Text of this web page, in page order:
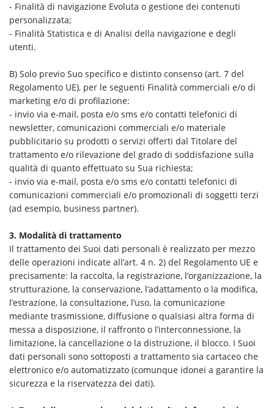
- Finalità di navigazione Evoluta o gestione dei contenuti
personalizzata;
- Finalità Statistica e di Analisi della navigazione e degli
utenti.
B) Solo previo Suo specifico e distinto consenso (art. 7 del
Regolamento UE), per le seguenti Finalità commerciali e/o di
marketing e/o di profilazione:
- invio via e-mail, posta e/o sms e/o contatti telefonici di
newsletter, comunicazioni commerciali e/o materiale
pubblicitario su prodotti o servizi offerti dal Titolare del
trattamento e/o rilevazione del grado di soddisfazione sulla
qualità di quanto effettuato su Sua richiesta;
- invio via e-mail, posta e/o sms e/o contatti telefonici di
comunicazioni commerciali e/o promozionali di soggetti terzi
(ad esempio, business partner).
3. Modalità di trattamento
Il trattamento dei Suoi dati personali è realizzato per mezzo
delle operazioni indicate all’art. 4 n. 2) del Regolamento UE e
precisamente: la raccolta, la registrazione, l’organizzazione, la
strutturazione, la conservazione, l’adattamento o la modifica,
l’estrazione, la consultazione, l’uso, la comunicazione
mediante trasmissione, diffusione o qualsiasi altra forma di
messa a disposizione, il raffronto o l’interconnessione, la
limitazione, la cancellazione o la distruzione, il blocco. I Suoi
dati personali sono sottoposti a trattamento sia cartaceo che
elettronico e/o automatizzato (comunque idonei a garantire la
sicurezza e la riservatezza dei dati).